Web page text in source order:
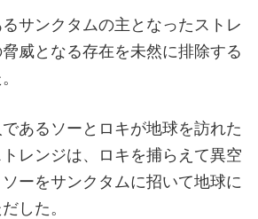
サンクタムの主となったストレ
威となる存在を未然に排除する
あるソーとロキが地球を訪れた
レンジは、ロキを捕らえて異空
ーをサンクタムに招いて地球に
した。